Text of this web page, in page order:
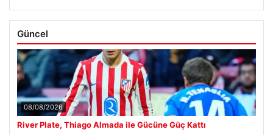
Güncel
08/08/2026
River Plate, Thiago Almada ile Gücüne Güç Kattı